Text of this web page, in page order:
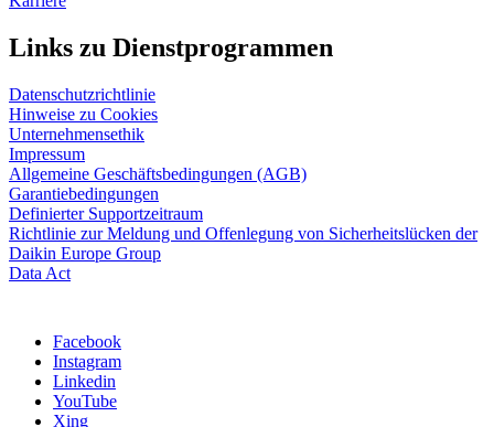
Links zu Dienstprogrammen
Datenschutzrichtlinie
Hinweise zu Cookies
Unternehmensethik
Impressum
Allgemeine Geschäftsbedingungen (AGB)
Garantiebedingungen
Definierter Supportzeitraum
Richtlinie zur Meldung und Offenlegung von Sicherheitslücken der
Daikin Europe Group
Data Act
Facebook
Instagram
Linkedin
YouTube
Xing